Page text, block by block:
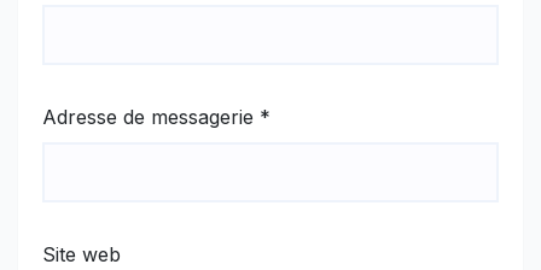
Adresse de messagerie *
Site web